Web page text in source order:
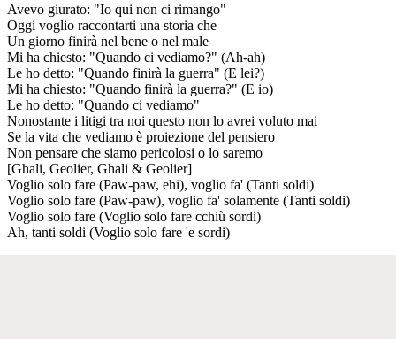
Avevo giurato: "Io qui non ci rimango"
Oggi voglio raccontarti una storia che
Un giorno finirà nel bene o nel male
Mi ha chiesto: "Quando ci vediamo?" (Ah-ah)
Le ho detto: "Quando finirà la guerra" (E lei?)
Mi ha chiesto: "Quando finirà la guerra?" (E io)
Le ho detto: "Quando ci vediamo"
Nonostante i litigi tra noi questo non lo avrei voluto mai
Se la vita che vediamo è proiezione del pensiero
Non pensare che siamo pericolosi o lo saremo
[Ghali, Geolier, Ghali & Geolier]
Voglio solo fare (Paw-paw, ehi), voglio fa' (Tanti soldi)
Voglio solo fare (Paw-paw), voglio fa' solamente (Tanti soldi)
Voglio solo fare (Voglio solo fare cchiù sordi)
Ah, tanti soldi (Voglio solo fare 'e sordi)